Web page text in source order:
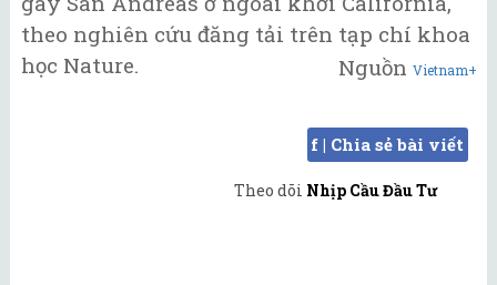
theo nghiên cứu đăng tải trên tạp chí khoa
học Nature.
Nguồn Vietnam+
f | Chia sẻ bài viết
Theo dõi Nhịp Cầu Đầu Tư